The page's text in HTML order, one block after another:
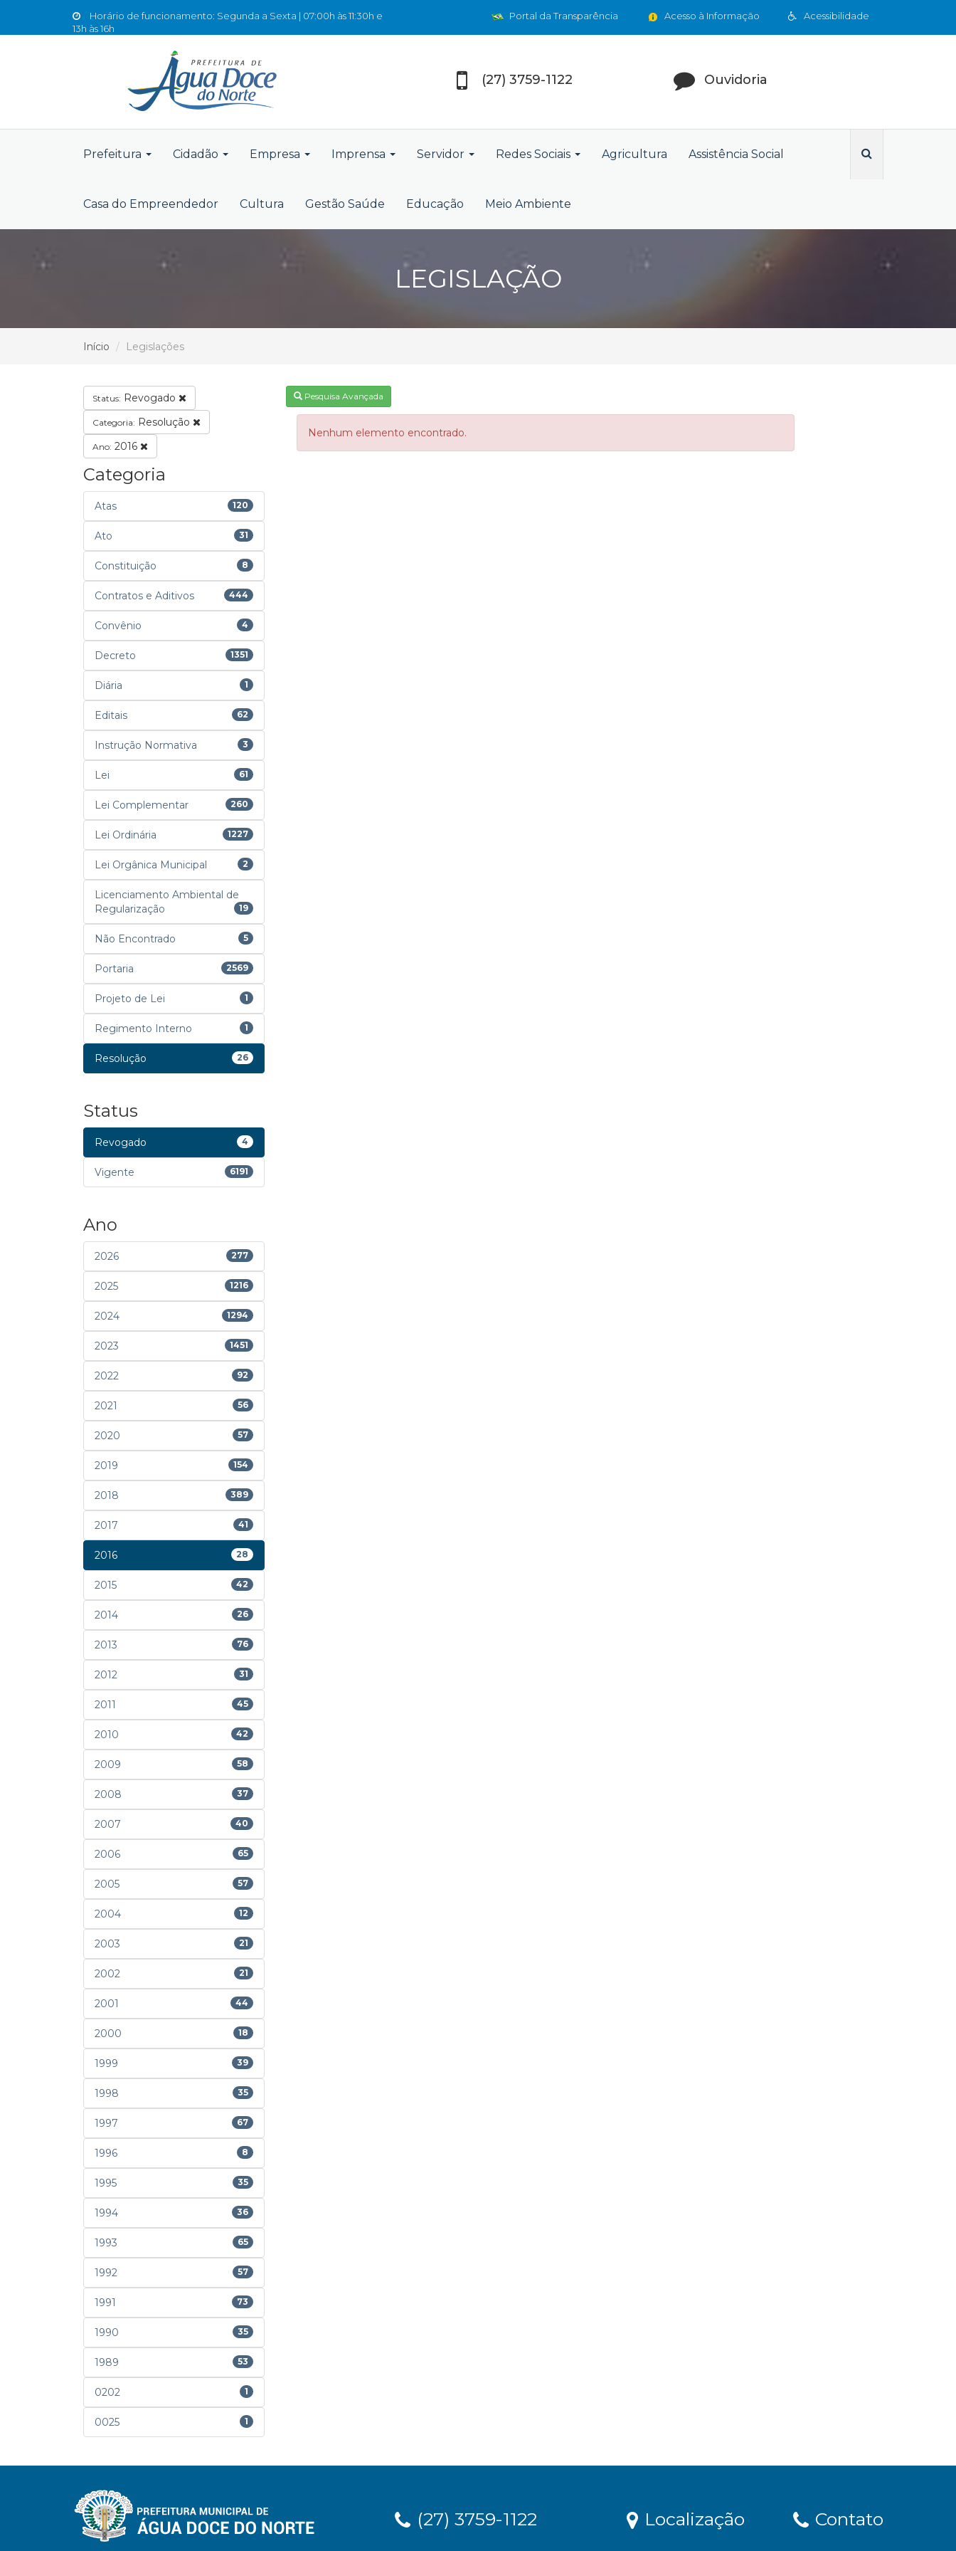
Horário de funcionamento: Segunda a Sexta | 07:00h às 11:30h e
13h às 16h
Acessibilidade
Acesso à Informação
Portal da Transparência
(27) 3759-1122 Ouvidoria
Prefeitura Cidadão Empresa Imprensa Servidor Redes Sociais Agricultura Assistência Social
Casa do Empreendedor Cultura Gestão Saúde Educação Meio Ambiente
LEGISLAÇÃO
Início Legislações
Status: Revogado
Categoria: Resolução
Ano: 2016
Categoria
Atas 120
Ato 31
Constituição 8
Contratos e Aditivos 444
Convênio 4
Decreto 1351
Diária 1
Editais 62
Instrução Normativa 3
Lei 61
Lei Complementar 260
Lei Ordinária 1227
Lei Orgânica Municipal 2
Licenciamento Ambiental de
Regularização
19
Não Encontrado 5
Portaria 2569
Projeto de Lei 1
Regimento Interno 1
Resolução 26
Status
Revogado 4
Vigente 6191
Ano
2026 277
2025 1216
2024 1294
2023 1451
2022 92
2021 56
2020 57
2019 154
2018 389
2017 41
2016 28
2015 42
2014 26
2013 76
2012 31
2011 45
2010 42
2009 58
2008 37
2007 40
2006 65
2005 57
2004 12
2003 21
2002 21
2001 44
2000 18
1999 39
1998 35
1997 67
1996 8
1995 35
1994 36
1993 65
1992 57
1991 73
1990 35
1989 53
0202 1
0025 1
Pesquisa Avançada
Nenhum elemento encontrado.
(27) 3759-1122 Localização Contato